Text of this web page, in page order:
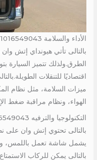
الأداء والسلامة 01016549043
بالتالى تأتي هيونداي إتش
الطرق.ولذلك تتميز السيارة
اقتصاديًا للتنقلات
ميزات السلامة، مثل نظام
الهواء، ونظام مراقبة ضغط
التكنولوجيا والترفيه 01016549043
بالتالى تحتوي إتش وان على
يشمل شاشة تعمل باللمس،
بالتالى يمكن للركاب